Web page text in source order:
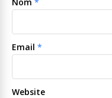
Email *
Website